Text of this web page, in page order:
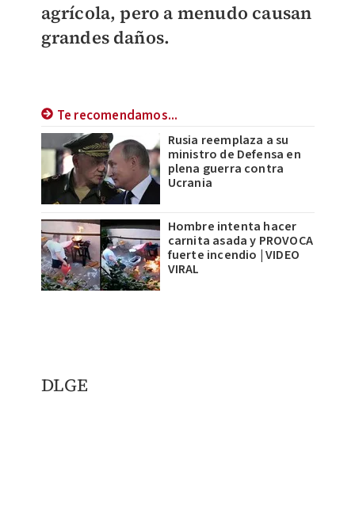
agrícola, pero a menudo causan
grandes daños.
Te recomendamos...
Rusia reemplaza a su
ministro de Defensa en
plena guerra contra
Ucrania
Hombre intenta hacer
carnita asada y PROVOCA
fuerte incendio | VIDEO
VIRAL
DLGE